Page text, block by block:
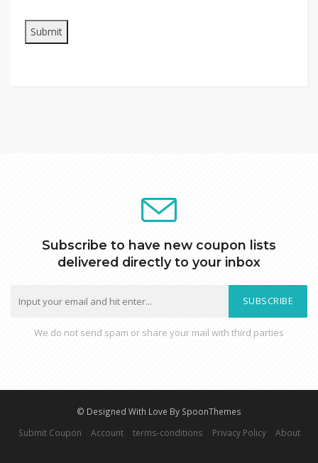
Subscribe to have new coupon lists
delivered directly to your inbox
SUBSCRIBE
We do not send spam or share your mail with third parties
© Designed With Love By SpoonThemes
Submit Coupon
Account terms-conditions Privacy Policy About